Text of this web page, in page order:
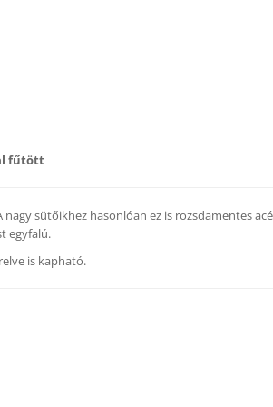
fűtött
sütőikhez hasonlóan ez is rozsdamentes
egyfalú.
is kapható.